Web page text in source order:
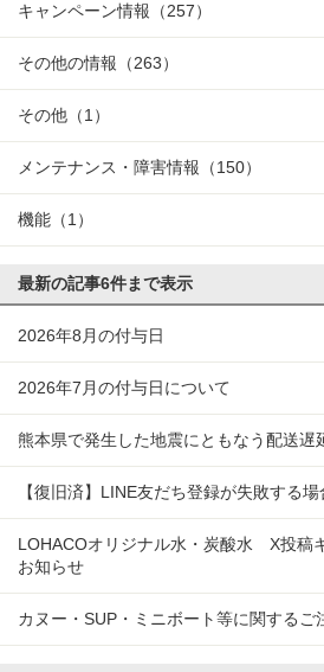
キャンペーン情報 （257）
その他の情報 （263）
その他 （1）
メンテナンス・障害情報 （150）
機能 （1）
最新の記事6件まで表示
2026年8月の付与日
2026年7月の付与日について
熊本県で発生した地震にともなう配送遅
【復旧済】LINE友だち登録が失敗する場
LOHACOオリジナル水・炭酸水 X投
お知らせ
カヌー・SUP・ミニボート等に関するご